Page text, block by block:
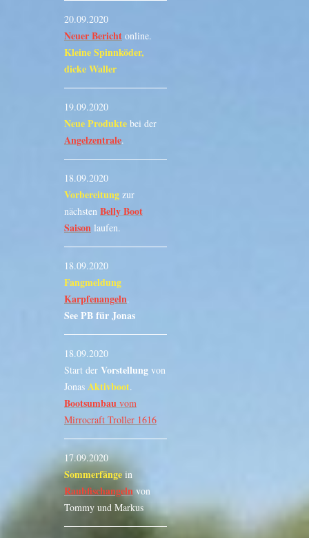
20.09.2020
Neuer Bericht online.
Kleine Spinnköder,
dicke Waller
19.09.2020
Neue Produkte bei der
Angelzentrale.
18.09.2020
Vorbereitung zur
nächsten Belly Boot
Saison laufen.
18.09.2020
Fangmeldung
Karpfenangeln.
See PB für Jonas
18.09.2020
Start der Vorstellung von
Jonas Aktivboot.
Bootsumbau vom
Mirrocraft Troller 1616
17.09.2020
Sommerfängein
Raubfischangeln von
Tommy und Markus